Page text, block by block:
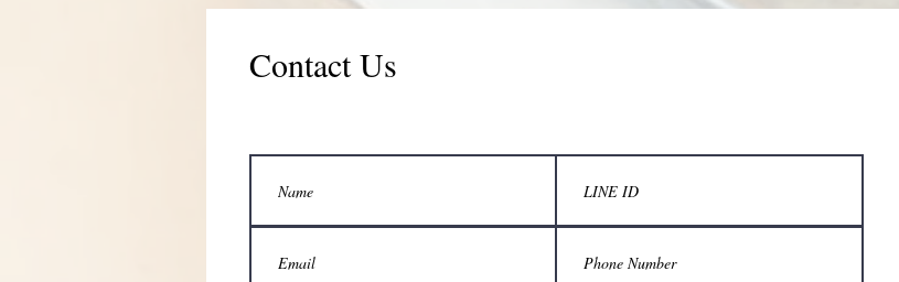
Contact Us